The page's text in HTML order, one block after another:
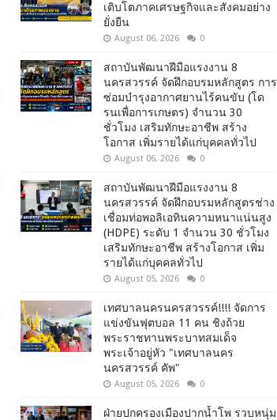
เติบโตภาคเศรษฐกิจและสังคมอย่าง
ยั่งยืน
August 06, 2026 0
สถาบันพัฒนาฝีมือแรงงาน 8
นครสวรรค์ จัดฝึกอบรมหลักสูตร การ
ซ่อมบำรุงอากาศยานไร้คนขับ (โด
รนเพื่อการเกษตร) จำนวน 30
ชั่วโมง เสริมทักษะอาชีพ สร้าง
โอกาส เพิ่มรายได้แก่บุคคลทั่วไป
August 06, 2026 0
สถาบันพัฒนาฝีมือแรงงาน 8
นครสวรรค์ จัดฝึกอบรมหลักสูตรช่าง
เชื่อมท่อพอลิเอทินความหนาแน่นสูง
(HDPE) ระดับ 1 จำนวน 30 ชั่วโมง
เสริมทักษะอาชีพ สร้างโอกาส เพิ่ม
รายได้แก่บุคคลทั่วไป
August 05, 2026 0
เทศบาลนครนครสวรรค์!!!! จัดการ
แข่งขันฟุตบอล 11 คน ชิงถ้วย
พระราชทานพระบาทสมเด็จ
พระเจ้าอยู่หัว "เทศบาลนคร
นครสวรรค์ คัพ"
August 05, 2026 0
ฝ่ายปกครองเมืองปากน้ำโพ รวบหนุ่ม